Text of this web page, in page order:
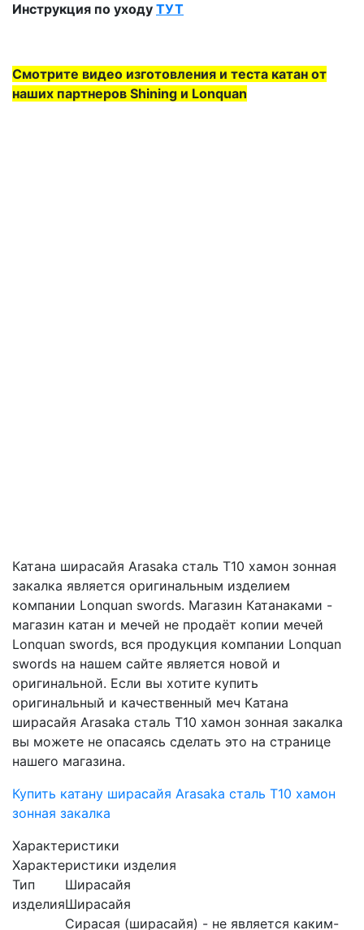
Инструкция по уходу ТУТ
Смотрите видео изготовления и теста катан от
наших партнеров Shining и Lonquan
Катана ширасайя Arasaka сталь T10 хамон зонная
закалка является оригинальным изделием
компании Lonquan swords. Магазин Катанаками -
магазин катан и мечей не продаёт копии мечей
Lonquan swords, вся продукция компании Lonquan
swords на нашем сайте является новой и
оригинальной. Если вы хотите купить
оригинальный и качественный меч Катана
ширасайя Arasaka сталь T10 хамон зонная закалка
вы можете не опасаясь сделать это на странице
нашего магазина.
Купить катану ширасайя Arasaka сталь T10 хамон
зонная закалка
Характеристики
Характеристики изделия
Тип
изделия
Ширасайя
Ширасайя
Сирасая (ширасайя) - не является каким-